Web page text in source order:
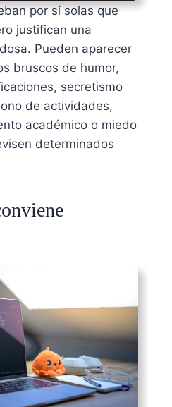
por sí solas que
justifican una
Pueden aparecer
bruscos de humor,
secretismo
de actividades,
académico o miedo
determinados